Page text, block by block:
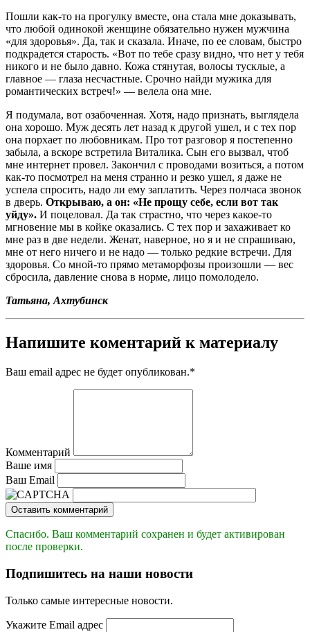
Пошли как-то на прогулку вместе, она стала мне доказывать,
что любой одинокой женщине обязательно нужен мужчина
«для здоровья». Да, так и сказала. Иначе, по ее словам, быстро
подкрадется старость. «Вот по тебе сразу видно, что нет у тебя
никого и не было давно. Кожа стянутая, волосы тусклые, а
главное — глаза несчастные. Срочно найди мужика для
романтических встреч!» — велела она мне.
Я подумала, вот озабоченная. Хотя, надо признать, выглядела
она хорошо. Муж десять лет назад к другой ушел, и с тех пор
она порхает по любовникам. Про тот разговор я постепенно
забыла, а вскоре встретила Виталика. Сын его вызвал, чтоб
мне интернет провел. Закончил с проводами возиться, а потом
как-то посмотрел на меня странно и резко ушел, я даже не
успела спросить, надо ли ему заплатить. Через полчаса звонок
в дверь. Открываю, а он: «Не прощу себе, если вот так
уйду». И поцеловал. Да так страстно, что через какое-то
мгновение мы в койке оказались. С тех пор и захаживает ко
мне раз в две недели. Женат, наверное, но я и не спрашиваю,
мне от него ничего и не надо — только редкие встречи. Для
здоровья. Со мной-то прямо метаморфозы произошли — вес
сбросила, давление снова в норме, лицо помолодело.
Татьяна, Ахтубинск
Напишите коментарий к материалу
Ваш email адрес не будет опубликован.*
Комментарий
Ваше имя
Ваш Email
Оставить комментарий
Спасибо. Ваш комментарий сохранен и будет активирован
после проверки.
Подпишитесь на наши новости
Только самые интересные новости.
Укажите Email адрес